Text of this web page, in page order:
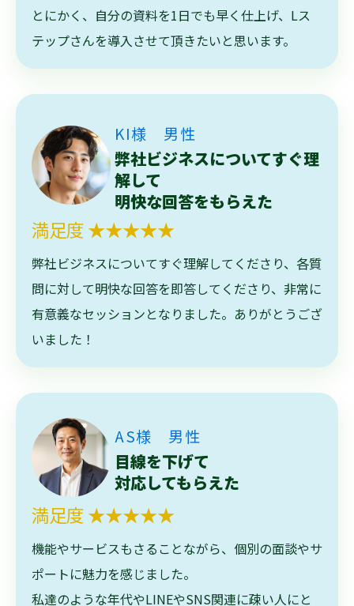
とにかく、自分の資料を1日でも早く仕上げ、Lス
テップさんを導入させて頂きたいと思います。
KI様 男性
弊社ビジネスについてすぐ理
解して
明快な回答をもらえた
満足度 ★★★★★
弊社ビジネスについてすぐ理解してくださり、各質
問に対して明快な回答を即答してくださり、非常に
有意義なセッションとなりました。ありがとうござ
いました！
AS様 男性
目線を下げて
対応してもらえた
満足度 ★★★★★
機能やサービスもさることながら、個別の面談やサ
ポートに魅力を感じました。
私達のような年代やLINEやSNS関連に疎い人にと